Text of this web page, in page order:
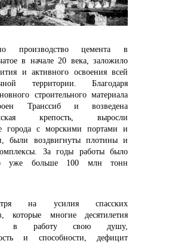
отдела закупок
производство цемента в
в начале 20 века, заложило
и активного освоения всей
территории. Благодаря
строительного материала
Транссиб и возведена
крепость, выросли
города с морскими портами и
были воздвигнуты плотины и
За годы работы было
уже больше 100 млн тонн
на усилия спасских
которые многие десятилетия
в работу свою душу,
и способности, дефицит